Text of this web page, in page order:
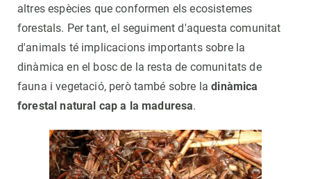
altres espècies que conformen els ecosistemes
forestals. Per tant, el seguiment d'aquesta comunitat
d'animals té implicacions importants sobre la
dinàmica en el bosc de la resta de comunitats de
fauna i vegetació, però també sobre ladinàmica
forestal natural cap a la maduresa.